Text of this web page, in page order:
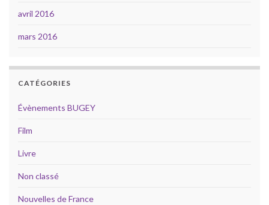
avril 2016
mars 2016
CATÉGORIES
Évènements BUGEY
Film
Livre
Non classé
Nouvelles de France